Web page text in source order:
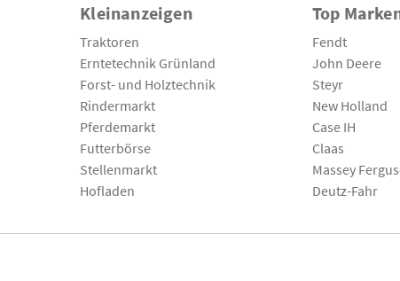
Kleinanzeigen
Traktoren
Erntetechnik Grünland
Forst- und Holztechnik
Rindermarkt
Pferdemarkt
Futterbörse
Stellenmarkt
Hofladen
Top
Fendt
John Deere
Steyr
New Holland
Case IH
Claas
Massey
Deutz-Fahr